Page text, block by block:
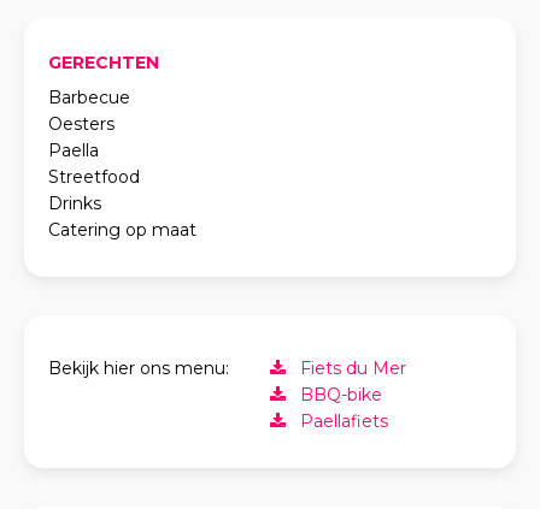
GERECHTEN
Barbecue
Oesters
Paella
Streetfood
Drinks
Catering op maat
Bekijk hier ons menu:
Fiets du Mer
BBQ-bike
Paellafiets